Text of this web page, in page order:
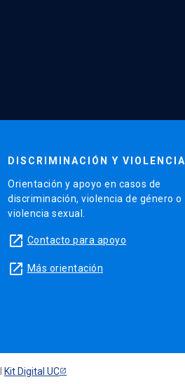
DISCRIMINACIÓN Y VIOLENCIA
Orientación y apoyo en casos de
discriminación, violencia de género o
violencia sexual.
launch Contacto para apoyo
launch Más orientación
Kit Digital UC